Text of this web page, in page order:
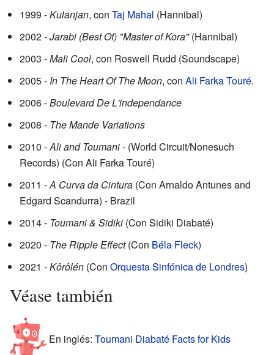
1999 -Kulanjan, con Taj Mahal (Hannibal)
2002 -Jarabi (Best Of) "Master of Kora"(Hannibal)
2003 -Mali Cool, con Roswell Rudd (Soundscape)
2005 - In The Heart Of The Moon, con Ali Farka Touré.
2006 -Boulevard De L'independance
2008 - The Mande Variations
2010 -Ali and Toumani- (World Circuit/Nonesuch
Records) (Con Ali Farka Touré)
2011 -A Curva da Cintura (Con Arnaldo Antunes and
Edgard Scandurra) - Brazil
2014 - Toumani & Sidiki (Con Sidiki Diabaté)
2020 - The Ripple Effect(Con Béla Fleck)
2021 - Kôrôlén (Con Orquesta Sinfónica de Londres)
Véase también
En inglés: Toumani Diabaté Facts for Kids